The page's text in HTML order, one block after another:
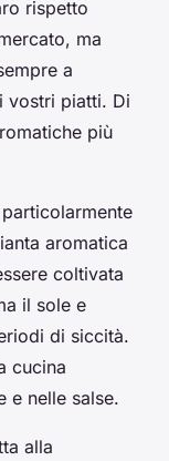
rispetto
ma
a
vostri piatti. Di
più
aromatica
coltivata
il sole e
di siccità.
cucina
e nelle salse.
alla